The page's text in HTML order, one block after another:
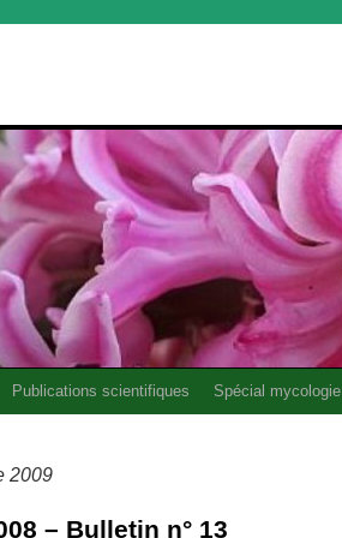
Publications scientifiques Spécial mycologie
2009
– Bulletin n° 13